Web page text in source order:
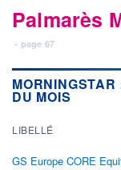
Palmarès
- page 67
DU MOIS
LIBELLÉ